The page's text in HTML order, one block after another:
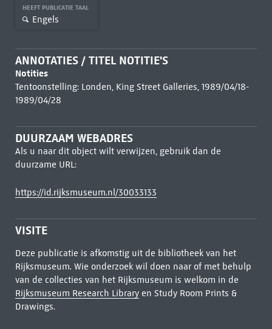
HEEFT PUBLICATIE TAAL
Engels
ANNOTATIES / TITEL NOTITIE'S
Notities
Tentoonstelling: Londen, King Street Galleries, 1989/04/18-
1989/04/28
DUURZAAM WEBADRES
Als u naar dit object wilt verwijzen, gebruik dan de
duurzame URL:
https://id.rijksmuseum.nl/30033133
VISITE
Deze publicatie is afkomstig uit de bibliotheek van het
Rijksmuseum. Wie onderzoek wil doen naar of met behulp
van de collecties van het Rijksmuseum is welkom in de
Rijksmuseum Research Libraryen Study Room Prints &
Drawings.